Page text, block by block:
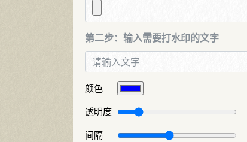
第二步：输入需要打水印的文字
颜色
透明度
间隔